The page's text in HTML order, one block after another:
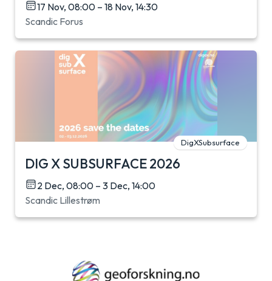
17 Nov, 08:00 – 18 Nov, 14:30
Scandic Forus
DigXSubsurface
DIG X SUBSURFACE 2026
2 Dec, 08:00 – 3 Dec, 14:00
Scandic Lillestrøm